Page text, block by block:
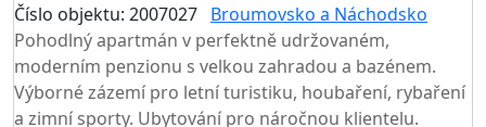
Číslo objektu: 2007027 Broumovsko a Náchodsko
Pohodlný apartmán v perfektně udržovaném,
moderním penzionu s velkou zahradou a bazénem.
Výborné zázemí pro letní turistiku, houbaření, rybaření
a zimní sporty. Ubytování pro náročnou klientelu.